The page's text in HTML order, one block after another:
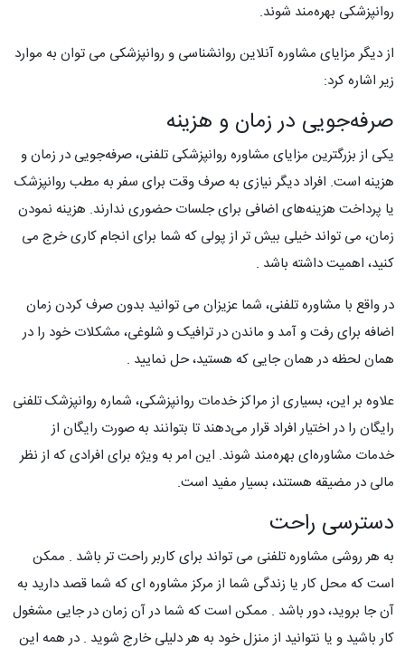
روانپزشکی بهره‌مند شوند.
از دیگر مزایای مشاوره آنلاین روانشناسی و روانپزشکی می توان به موارد
زیر اشاره کرد:
صرفه‌جویی در زمان و هزینه
یکی از بزرگترین مزایای مشاوره روانپزشکی تلفنی، صرفه‌جویی در زمان و
هزینه است. افراد دیگر نیازی به صرف وقت برای سفر به مطب روانپزشک
یا پرداخت هزینه‌های اضافی برای جلسات حضوری ندارند. هزینه نمودن
زمان، می تواند خیلی بیش تر از پولی که شما برای انجام کاری خرج می
کنید، اهمیت داشته باشد .
در واقع با مشاوره تلفنی، شما عزیزان می توانید بدون صرف کردن زمان
اضافه برای رفت و آمد و ماندن در ترافیک و شلوغی، مشکلات خود را در
همان لحظه در همان جایی که هستید، حل نمایید .
علاوه بر این، بسیاری از مراکز خدمات روانپزشکی، شماره روانپزشک تلفنی
رایگان را در اختیار افراد قرار می‌دهند تا بتوانند به صورت رایگان از
خدمات مشاوره‌ای بهره‌مند شوند. این امر به ویژه برای افرادی که از نظر
مالی در مضیقه هستند، بسیار مفید است.
دسترسی راحت
به هر روشی مشاوره تلفنی می تواند برای کاربر راحت تر باشد . ممکن
است که محل کار یا زندگی شما از مرکز مشاوره ای که شما قصد دارید به
آن جا بروید، دور باشد . ممکن است که شما در آن زمان در جایی مشغول
کار باشید و یا نتوانید از منزل خود به هر دلیلی خارج شوید . در همه این